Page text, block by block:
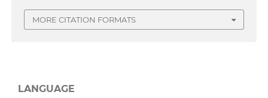
MORE CITATION FORMATS
LANGUAGE